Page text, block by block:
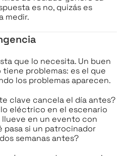
es no, quizás es
medir.
que lo necesita. Un buen
problemas: es el que
los problemas aparecen.
clave cancela el día antes?
eléctrico en el escenario
llueve en un evento con
pasa si un patrocinador
semanas antes?